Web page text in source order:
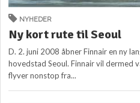
NYHEDER
Ny kort rute til Seoul
D. 2. juni 2008 åbner Finnair en ny
hovedstad Seoul. Finnair vil dermed
flyver nonstop fra...